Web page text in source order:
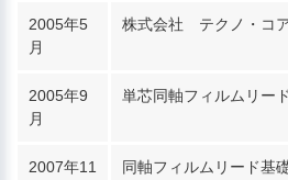
2005年5
月
株式会社 テクノ・コ
2005年9
月
単芯同軸フィルムリー
2007年11
同軸フィルムリード基